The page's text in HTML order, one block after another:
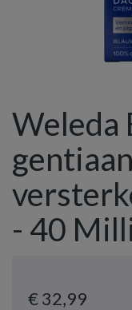
Weleda
- 40
€ 32,99